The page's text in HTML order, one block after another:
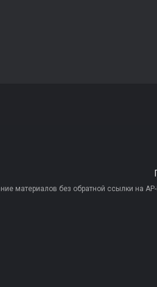
материалов без обратной ссылки на